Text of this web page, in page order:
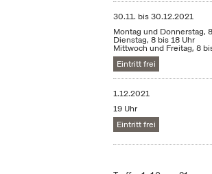
30.11. bis30.12.2021
Montag und Donnerstag,
Dienstag, 8 bis 18 Uhr
Mittwoch und Freitag, 8
Eintritt frei
1.12.2021
19 Uhr
Eintritt frei